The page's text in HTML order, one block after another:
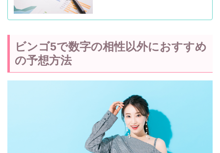
ビンゴ5で数字の相性以外におすすめ
の予想方法